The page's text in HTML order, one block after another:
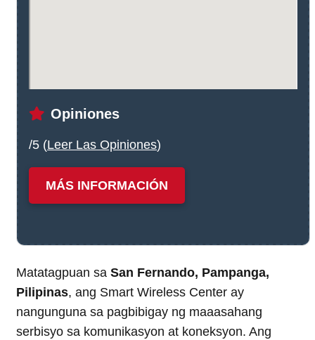
Opiniones
/5 (Leer Las Opiniones)
MÁS INFORMACIÓN
Matatagpuan sa San Fernando, Pampanga,
Pilipinas, ang Smart Wireless Center ay
nangunguna sa pagbibigay ng maaasahang
serbisyo sa komunikasyon at koneksyon. Ang